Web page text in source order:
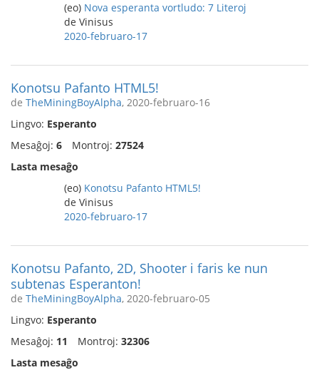
(eo) Nova esperanta vortludo: 7 Literoj
de Vinisus
2020-februaro-17
Konotsu Pafanto HTML5!
de TheMiningBoyAlpha, 2020-februaro-16
Lingvo: Esperanto
Mesaĝoj: 6 Montroj: 27524
Lasta mesaĝo
(eo) Konotsu Pafanto HTML5!
de Vinisus
2020-februaro-17
Konotsu Pafanto, 2D, Shooter i faris ke nun
subtenas Esperanton!
de TheMiningBoyAlpha, 2020-februaro-05
Lingvo: Esperanto
Mesaĝoj: 11 Montroj: 32306
Lasta mesaĝo